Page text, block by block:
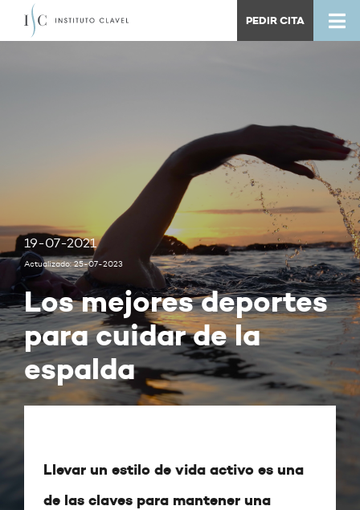
PEDIR CITA
19-07-2021
Actualizado: 25-07-2023
Los mejores deportes
para cuidar de la
espalda
Llevar un estilo de vida activo es una
de las claves para mantener una